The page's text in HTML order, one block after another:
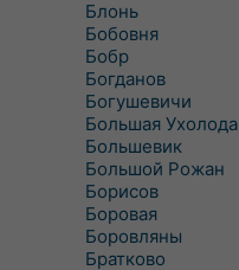
Блонь
Бобовня
Бобр
Богданов
Богушевичи
Большая Ухолода
Большевик
Большой Рожан
Борисов
Боровая
Боровляны
Братково